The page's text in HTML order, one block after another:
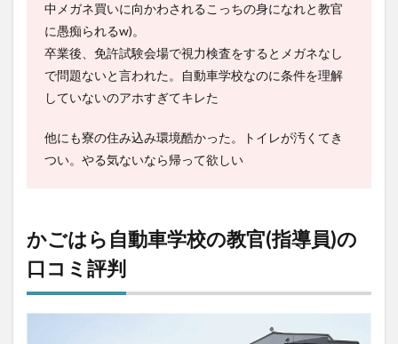
中メガネ買いに向かわされるこっちの身になれと教官
に愚痴られるw)。
卒業後、免許試験会場で視力検査をするとメガネなし
で問題ないと言われた。自動車学校なのに条件を理解
していないのアホすぎてキレた
他にも寮の住み込み環境酷かった。トイレが汚くてき
つい。やる気ないなら帰って欲しい
かごはら自動車学校の教官(指導員)の
口コミ評判